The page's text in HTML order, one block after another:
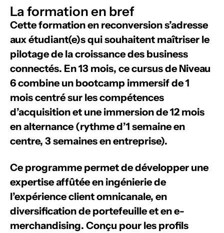
La formation en bref
Cette formation en reconversion s’adresse
aux étudiant(e)s qui souhaitent maîtriser le
pilotage de la croissance des business
connectés. En 13 mois, ce cursus de Niveau
6 combine un bootcamp immersif de 1
mois centré sur les compétences
d’acquisition et une immersion de 12 mois
en alternance (rythme d’1 semaine en
centre, 3 semaines en entreprise).
Ce programme permet de développer une
expertise affûtée en ingénierie de
l’expérience client omnicanale, en
diversification de portefeuille et en e-
merchandising. Conçu pour les profils